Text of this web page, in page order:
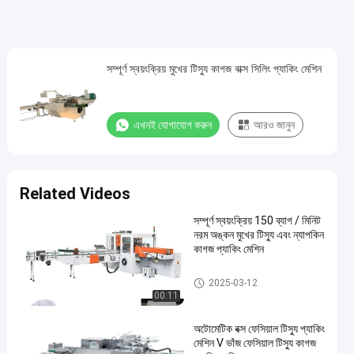
সম্পূর্ণ স্বয়ংক্রিয় মুখের টিস্যু কাগজ বাক্স সিলিং প্যাকিং মেশিন
এখনই যোগাযোগ করুন আরও জানুন
Related Videos
00:11
সম্পূর্ণ স্বয়ংক্রিয় 150 ব্যাগ / মিনিট
নরম অঙ্কন মুখের টিস্যু এবং ন্যাপকিন
কাগজ প্যাকিং মেশিন
ন্যাপকিন পেপার মেশিন
2025-03-12
অটোমেটিক বক্স ফেসিয়াল টিস্যু প্যাকিং
মেশিন V ভাঁজ ফেসিয়াল টিস্যু কাগজ